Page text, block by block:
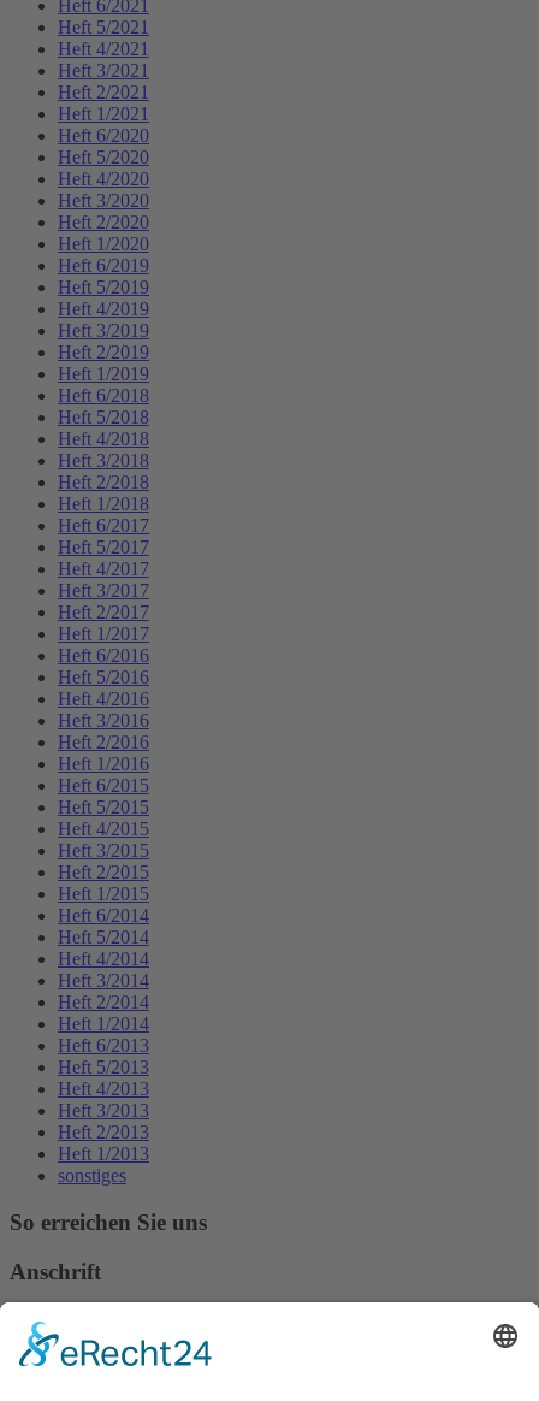
Heft 6/2021
Heft 5/2021
Heft 4/2021
Heft 3/2021
Heft 2/2021
Heft 1/2021
Heft 6/2020
Heft 5/2020
Heft 4/2020
Heft 3/2020
Heft 2/2020
Heft 1/2020
Heft 6/2019
Heft 5/2019
Heft 4/2019
Heft 3/2019
Heft 2/2019
Heft 1/2019
Heft 6/2018
Heft 5/2018
Heft 4/2018
Heft 3/2018
Heft 2/2018
Heft 1/2018
Heft 6/2017
Heft 5/2017
Heft 4/2017
Heft 3/2017
Heft 2/2017
Heft 1/2017
Heft 6/2016
Heft 5/2016
Heft 4/2016
Heft 3/2016
Heft 2/2016
Heft 1/2016
Heft 6/2015
Heft 5/2015
Heft 4/2015
Heft 3/2015
Heft 2/2015
Heft 1/2015
Heft 6/2014
Heft 5/2014
Heft 4/2014
Heft 3/2014
Heft 2/2014
Heft 1/2014
Heft 6/2013
Heft 5/2013
Heft 4/2013
Heft 3/2013
Heft 2/2013
Heft 1/2013
sonstiges
So erreichen Sie uns
Anschrift
Verband Deutscher Tierheilpraktiker e.V.
Verbandsverwaltung
Am Rosenbraken 12